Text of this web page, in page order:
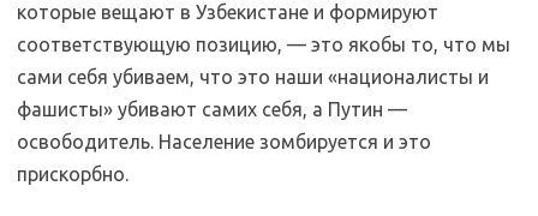
которые вещают в Узбекистане и формируют
соответствующую позицию, — это якобы то, что мы
сами себя убиваем, что это наши «националисты и
фашисты» убивают самих себя, а Путин —
освободитель. Население зомбируется и это
прискорбно.